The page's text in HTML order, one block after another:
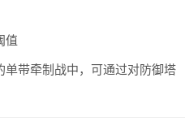
值
带牵制战中，可通过对防御塔